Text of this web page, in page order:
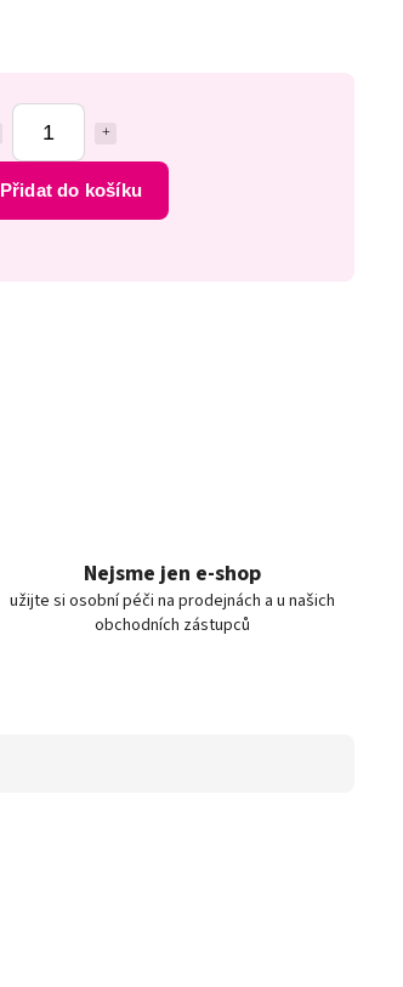
Přidat do košíku
Nejsme jen e-shop
užijte si osobní péči na prodejnách a u našich
obchodních zástupců